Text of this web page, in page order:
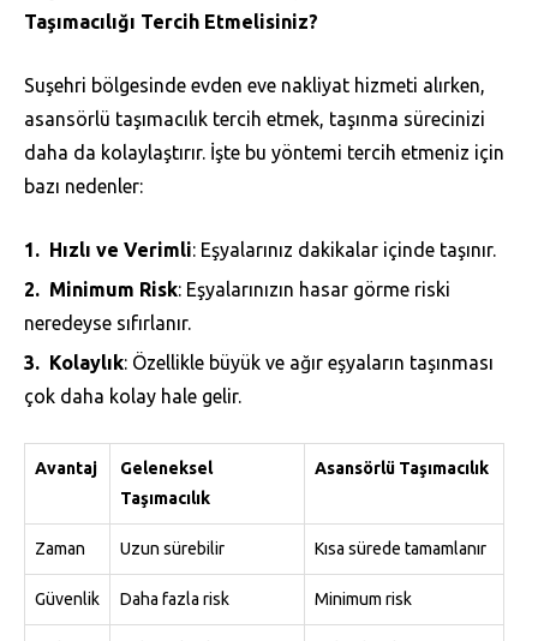
Taşımacılığı Tercih Etmelisiniz?
Suşehri bölgesinde evden eve nakliyat hizmeti alırken,
asansörlü taşımacılık tercih etmek, taşınma sürecinizi
daha da kolaylaştırır. İşte bu yöntemi tercih etmeniz için
bazı nedenler:
Hızlı ve Verimli: Eşyalarınız dakikalar içinde taşınır.
Minimum Risk: Eşyalarınızın hasar görme riski
neredeyse sıfırlanır.
Kolaylık: Özellikle büyük ve ağır eşyaların taşınması
çok daha kolay hale gelir.
Avantaj
Geleneksel
Taşımacılık
Asansörlü Taşımacılık
Zaman Uzun sürebilir Kısa sürede tamamlanır
Güvenlik Daha fazla risk Minimum risk